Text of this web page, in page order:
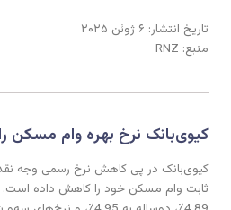
تاریخ انتشار: ۶ ژوئن ۲۰۲۵
منبع: RNZ
کیوی‌بانک نرخ بهره وام
ثابت وام مسکن خود را کاهش داده است.